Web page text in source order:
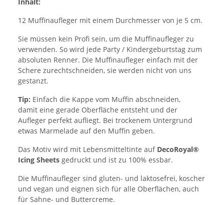
12 Muffinaufleger mit einem Durchmesser von je 5 cm.
Sie müssen kein Profi sein, um die Muffinaufleger zu
verwenden. So wird jede Party / Kindergeburtstag zum
absoluten Renner. Die Muffinaufleger einfach mit der
Schere zurechtschneiden, sie werden nicht von uns
gestanzt.
Tip: Einfach die Kappe vom Muffin abschneiden,
damit eine gerade Oberfläche entsteht und der
Aufleger perfekt aufliegt. Bei trockenem Untergrund
etwas Marmelade auf den Muffin geben.
Das Motiv wird mit Lebensmitteltinte auf DecoRoyal®
Icing Sheets gedruckt und ist zu 100% essbar.
Die Muffinaufleger sind gluten- und laktosefrei, koscher
und vegan und eignen sich für alle Oberflächen, auch
für Sahne- und Buttercreme.